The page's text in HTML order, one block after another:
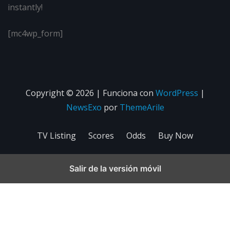
instantly!
[mc4wp_form]
Copyright © 2026 | Funciona con WordPress |
NewsExo por ThemeArile
TV Listing Scores Odds Buy Now
Salir de la versión móvil